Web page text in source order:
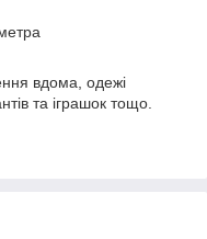
вдома, одежі
та іграшок тощо.